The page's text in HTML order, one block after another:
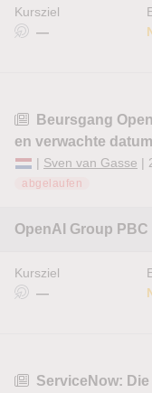
Kursziel
—
Beursgang
en verwachte datum
| Sven van Gasse |
abgelaufen
OpenAI Group PBC
Kursziel
—
ServiceNow: